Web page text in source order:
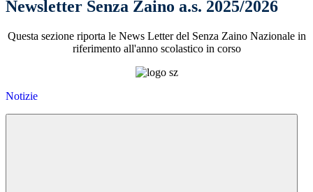
Newsletter Senza Zaino a.s. 2025/2026
Questa sezione riporta le News Letter del Senza Zaino Nazionale in
riferimento all'anno scolastico in corso
Notizie